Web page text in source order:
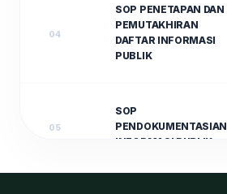
04
SOP PENETAPAN DAN
PEMUTAKHIRAN
DAFTAR INFORMASI
PUBLIK
05
SOP
PENDOKUMENTASIAN
INFORMASI PUBLIK